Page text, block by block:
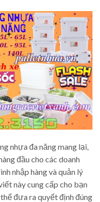
nhựa đa năng mang lại,
đầu cho các doanh
nhập hàng và quản lý
này cung cấp cho bạn
đưa ra quyết định đúng